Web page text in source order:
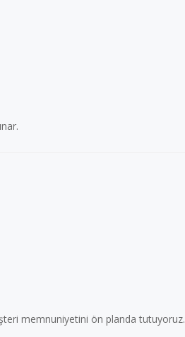
memnuniyetini ön planda tutuyoruz.